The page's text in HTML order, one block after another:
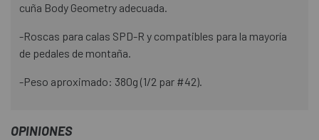
cuña Body Geometry adecuada.
-Roscas para calas SPD-R y compatibles para la mayoría
de pedales de montaña.
-Peso aproximado: 380g (1/2 par #42).
OPINIONES